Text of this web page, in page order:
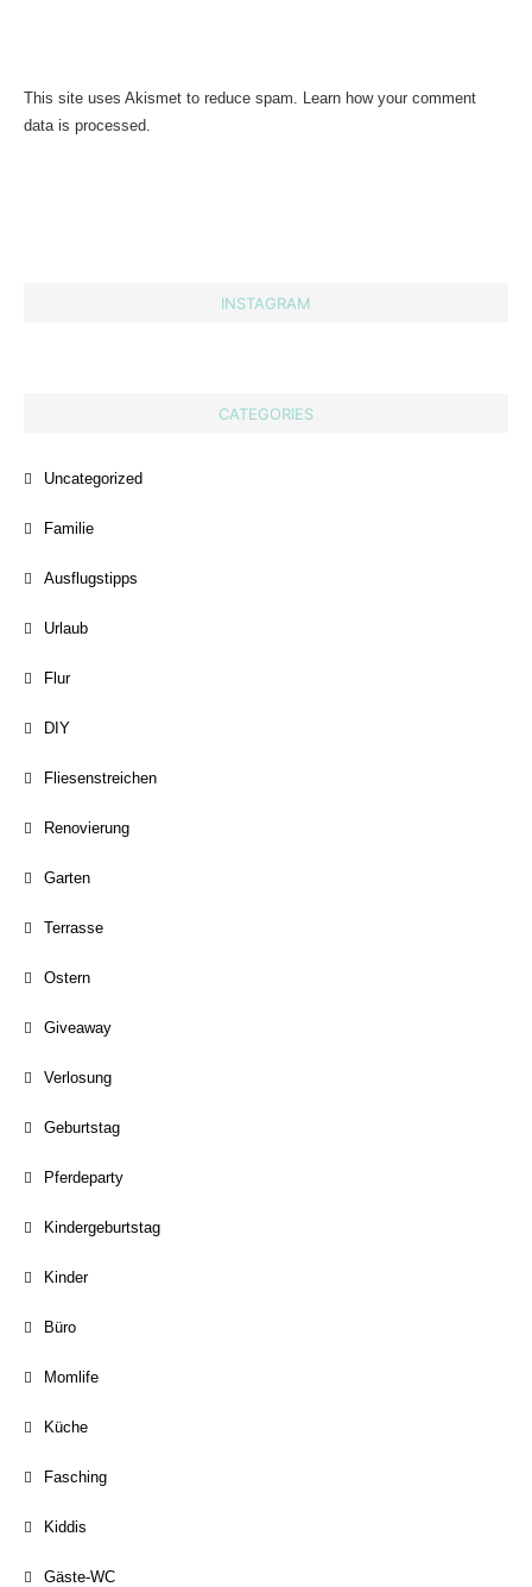
This site uses Akismet to reduce spam. Learn how your comment
data is processed.
INSTAGRAM
CATEGORIES
Uncategorized
Familie
Ausflugstipps
Urlaub
Flur
DIY
Fliesenstreichen
Renovierung
Garten
Terrasse
Ostern
Giveaway
Verlosung
Geburtstag
Pferdeparty
Kindergeburtstag
Kinder
Büro
Momlife
Küche
Fasching
Kiddis
Gäste-WC